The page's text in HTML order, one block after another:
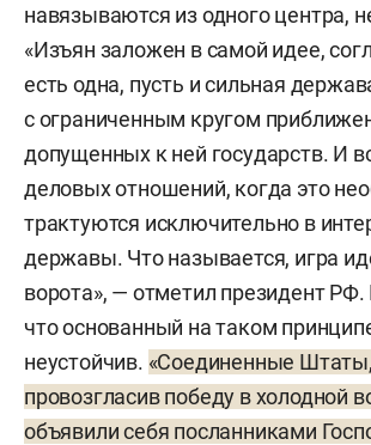
навязываются из одного центра,
«Изъян заложен в самой идее,
есть одна, пусть и сильная
с ограниченным кругом
допущенных к ней государств. И
деловых отношений, когда это
трактуются исключительно в
державы. Что называется, игра
ворота», — отметил президент РФ.
что основанный на таком
неустойчив. «Соединенные Штаты,
провозгласив победу в холодной
объявили себя посланниками